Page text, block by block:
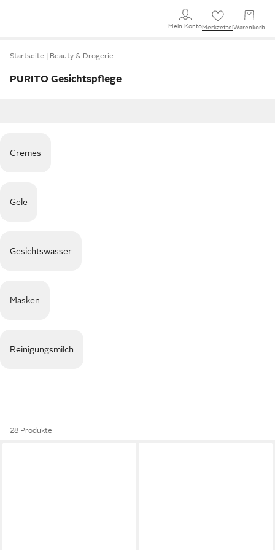
Mein KontoMerkzettel Warenkorb
Startseite Beauty & Drogerie
PURITO Gesichtspflege
Cremes
Gele
Gesichtswasser
Masken
Reinigungsmilch
28 Produkte